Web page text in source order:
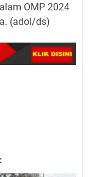
OMP 2024
(adol/ds)